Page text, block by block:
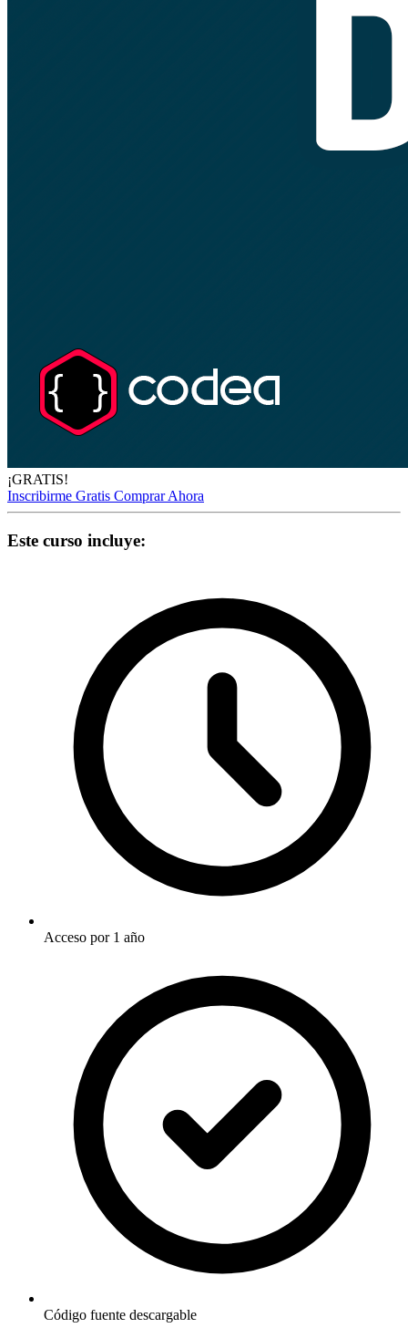
¡GRATIS!
Inscribirme Gratis Comprar Ahora
Este curso incluye:
Acceso por 1 año
Código fuente descargable